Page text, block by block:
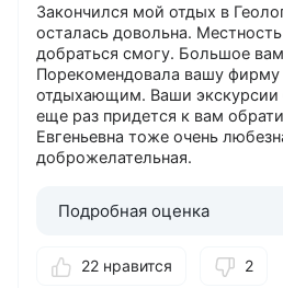
Закончился мой отдых в
осталась довольна.
добраться смогу. Большое
Порекомендовала вашу
отдыхающим. Ваши экскурсии
еще раз придется к вам
Евгеньевна тоже очень
доброжелательная.
Подробная оценка
22 нравится 2